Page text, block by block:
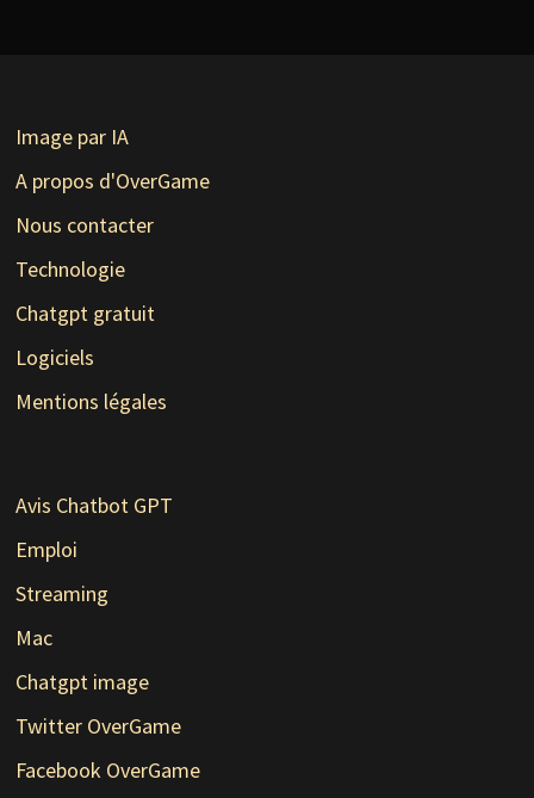
Image par IA
A propos d'OverGame
Nous contacter
Technologie
Chatgpt gratuit
Logiciels
Mentions légales
Avis Chatbot GPT
Emploi
Streaming
Mac
Chatgpt image
Twitter OverGame
Facebook OverGame